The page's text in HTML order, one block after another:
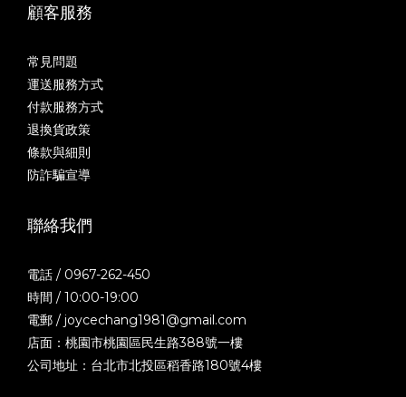
顧客服務
常見問題
運送服務方式
付款服務方式
退換貨政策
條款與細則
防詐騙宣導
聯絡我們
電話 / 0967-262-450
時間 / 10:00-19:00
電郵 / joycechang1981@gmail.com
店面：桃園市桃園區民生路388號一樓
公司地址：台北市北投區稻香路180號4樓